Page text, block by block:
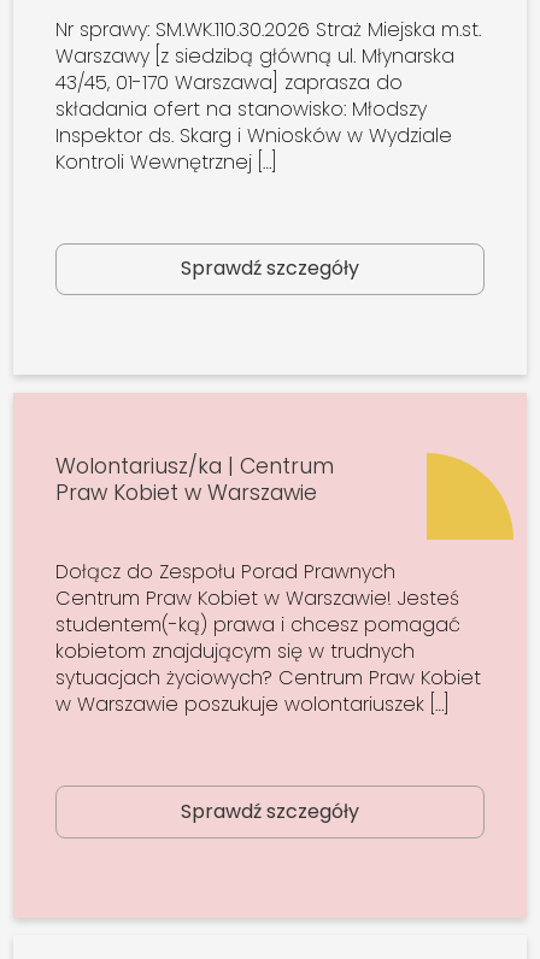
Nr sprawy: SM.WK.110.30.2026 Straż Miejska m.st.
Warszawy [z siedzibą główną ul. Młynarska
43/45, 01-170 Warszawa] zaprasza do
składania ofert na stanowisko: Młodszy
Inspektor ds. Skarg i Wniosków w Wydziale
Kontroli Wewnętrznej […]
Sprawdź szczegóły
Wolontariusz/ka | Centrum
Praw Kobiet w Warszawie
Dołącz do Zespołu Porad Prawnych
Centrum Praw Kobiet w Warszawie! Jesteś
studentem(-ką) prawa i chcesz pomagać
kobietom znajdującym się w trudnych
sytuacjach życiowych? Centrum Praw Kobiet
w Warszawie poszukuje wolontariuszek […]
Sprawdź szczegóły